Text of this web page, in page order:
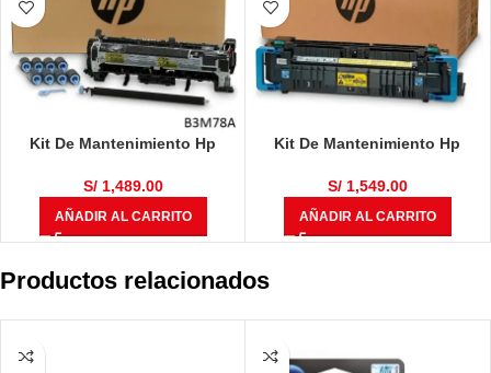
Kit De Mantenimiento Hp
225,000 Páginas
S/1,489.00
AÑADIR AL CARRITO
Kit De Mantenimiento Hp
Enterprise Flow M880z /
M855dn / M855xh 100,000
Páginas
S/1,549.00
AÑADIR AL CARRITO
Productos relacionados